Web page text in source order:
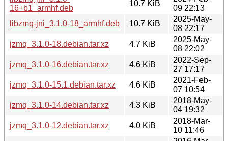
16+b1_armhf.deb
10.7 KiB
09 22:13
libzmq-jni_3.1.0-18_armhf.deb
10.7 KiB
2025-May-
08 22:17
jzmq_3.1.0-18.debian.tar.xz
4.7 KiB
2025-May-
08 22:02
jzmq_3.1.0-16.debian.tar.xz
4.6 KiB
2022-Sep-
27 17:17
jzmq_3.1.0-15.1.debian.tar.xz
4.6 KiB
2021-Feb-
07 10:54
jzmq_3.1.0-14.debian.tar.xz
4.3 KiB
2018-May-
04 19:32
jzmq_3.1.0-12.debian.tar.xz
4.0 KiB
2018-Mar-
10 11:46